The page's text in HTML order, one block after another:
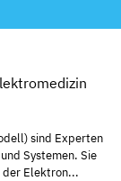
sind Experten
Systemen. Sie
der Elektron...